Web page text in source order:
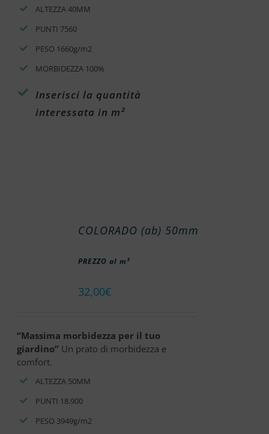
ALTEZZA 40MM
PUNTI 7560
PESO 1660g/m2
MORBIDEZZA 100%
Inserisci la quantità
interessata in m²
COLORADO (ab) 50mm
PREZZO al m²
32,00€
“Massima morbidezza per il tuo
giardino” Un prato di morbidezza e
comfort.
ALTEZZA 50MM
PUNTI 18.900
PESO 3949g/m2